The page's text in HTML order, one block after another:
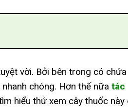
vời. Bởi bên trong có chứa
chóng. Hơn thế nữa tác
hiểu thử xem cây thuốc này